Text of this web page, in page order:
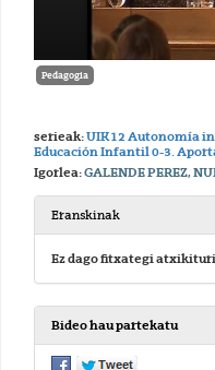
Pedagogia
serieak:UIK12 Autonomía
Educación Infantil 0-3.
Igorlea:GALENDE PEREZ,
Eranskinak
Ez dago fitxategi
Bideo hau partekatu